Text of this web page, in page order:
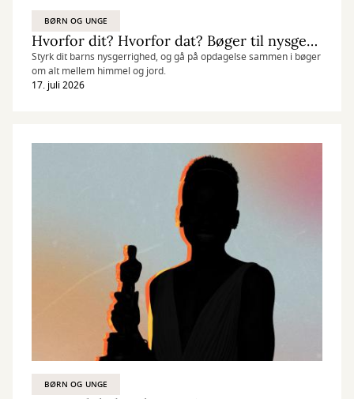
BØRN OG UNGE
Hvorfor dit? Hvorfor dat? Bøger til nysgerrige børn
Styrk dit barns nysgerrighed, og gå på opdagelse sammen i bøger
om alt mellem himmel og jord.
17. juli 2026
BØRN OG UNGE